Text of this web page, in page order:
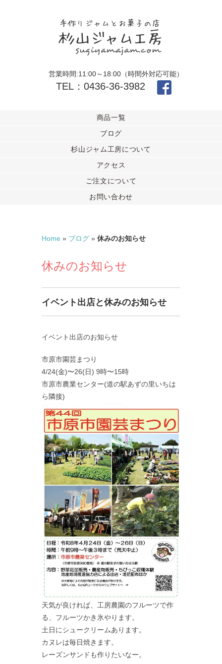
営業時間:11:00～18:00（時間外対応可能）
TEL：0436-36-3982
商品一覧
ブログ
杉山ジャム工房について
アクセス
ご注文について
お問い合わせ
Home » ブログ » 休みのお知らせ
休みのお知らせ
イベント出店と休みのお知らせ
イベント出店のお知らせ
市原市園芸まつり
4/24(金)〜26(日) 9時〜15時
市原市農業センター(道の駅あずの里いちは
ら隣接)
天気が良ければ、工房農園のフルーツで作
る、フルーツかき氷やります。
土日にシュークリームあります。
カヌレは毎日焼きます。
レーズンサンドも作りたいなー。